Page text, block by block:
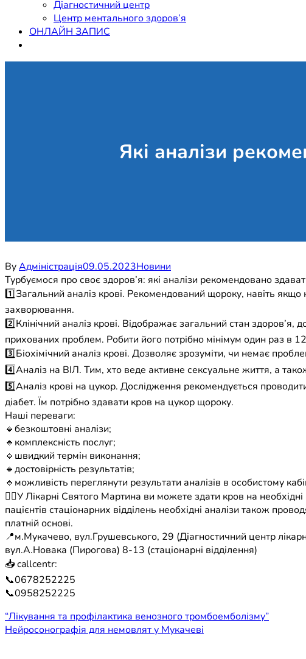
Діагностичний центр
Центр ментального здоров’я
ОНЛАЙН ЗАПИС
Які аналізи
ByАдміністрація09.05.2023Новини
Турбуємося про своє здоров’я: які аналізи рекомендовано
1️⃣Загальний аналіз крові. Рекомендований щороку, навіть
захворювання.
2️⃣Клінічний аналіз крові. Відображає загальний стан здоров’я,
прихованих проблем. Робити його потрібно мінімум один раз в 12
3️⃣Біохімічний аналіз крові. Дозволяє зрозуміти, чи немає
4️⃣Аналіз на ВІЛ. Тим, хто веде активне сексуальне життя, а
5️⃣Аналіз крові на цукор. Дослідження рекомендується
діабет. Їм потрібно здавати кров на цукор щороку.
Наші переваги:
🔹безкоштовні аналізи;
🔹комплексність послуг;
🔹швидкий термін виконання;
🔹достовірність результатів;
🔹можливість переглянути результати аналізів в особистому
☝🏻У Лікарні Святого Мартина ви можете здати кров на
пацієнтів стаціонарних відділень необхідні аналізи також
платній основі.
📍м.Мукачево, вул.Грушевського, 29 (Діагностичний центр
вул.А.Новака (Пирогова) 8-13 (стаціонарні відділення)
📥 callcentr:
📞0678252225
📞0958252225
Навігація
записів
“Лікування та профілактика венозного тромбоемболізму”
Нейросонографія для немовлят у Мукачеві